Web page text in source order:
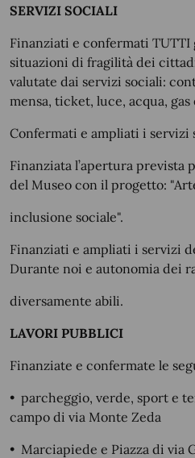
SERVIZI SOCIALI
Finanziati e confermati
situazioni di fragilità dei
valutate dai servizi sociali:
mensa, ticket, luce, acqua, gas
Confermati e ampliati i servizi
Finanziata l’apertura prevista
del Museo con il progetto:
inclusione sociale".
Finanziati e ampliati i servizi
Durante noi e autonomia dei
diversamente abili.
LAVORI PUBBLICI
Finanziate e confermate le
• parcheggio, verde, sport e
campo di via Monte Zeda
• Marciapiede e Piazza di via